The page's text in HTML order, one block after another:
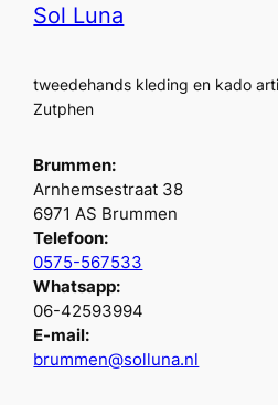
Sol Luna
tweedehands kleding en kado
Zutphen
Brummen:
Arnhemsestraat 38
6971 AS Brummen
Telefoon:
0575-567533
Whatsapp:
06-42593994
E-mail:
brummen@solluna.nl